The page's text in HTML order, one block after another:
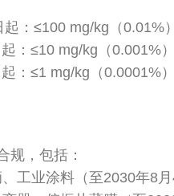
：≤100 mg/kg（0.01%）
：≤10 mg/kg（0.001%）
：≤1 mg/kg（0.0001%）
规，包括：
工业涂料（至2030年8月